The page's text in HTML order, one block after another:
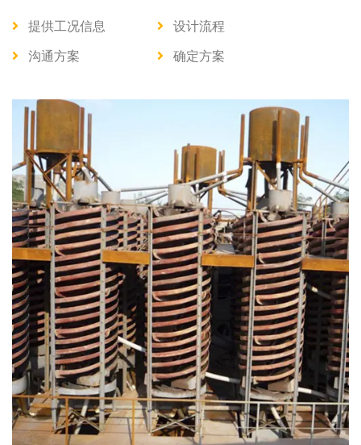
提供工况信息
设计流程
沟通方案
确定方案